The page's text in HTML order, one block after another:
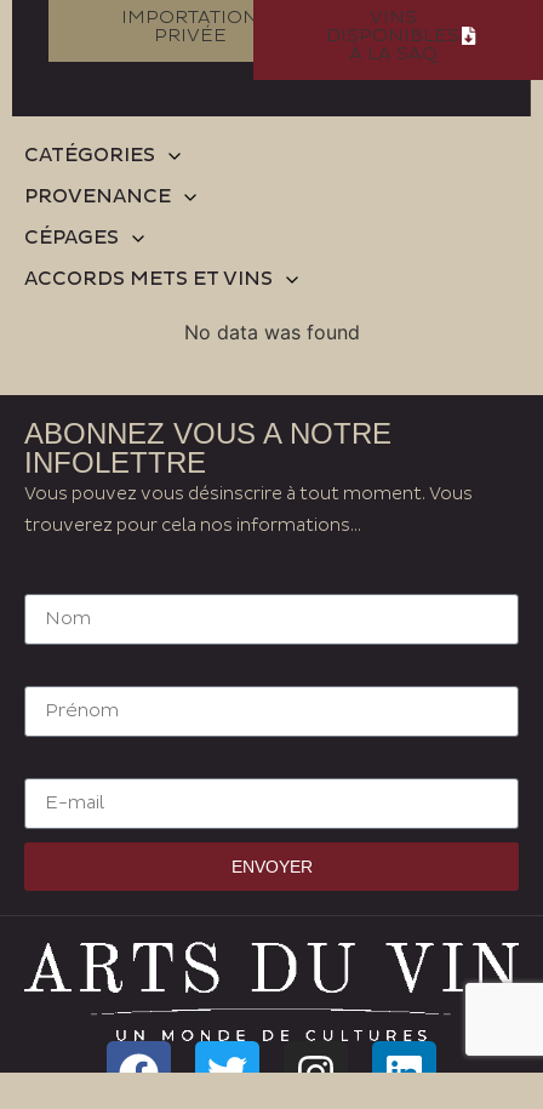
IMPORTATION
PRIVÉE
VINS
DISPONIBLES
À LA SAQ
CATÉGORIES
PROVENANCE
CÉPAGES
ACCORDS METS ET VINS
No data was found
ABONNEZ VOUS A NOTRE
INFOLETTRE
Vous pouvez vous désinscrire à tout moment. Vous
trouverez pour cela nos informations...
ENVOYER